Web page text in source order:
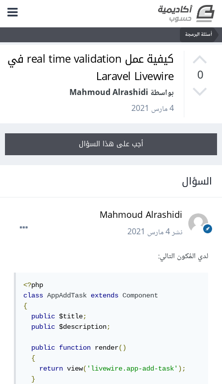
أسئلة البرمجة
0
كيفية عمل real time validation في
Laravel Livewire
بواسطة Mahmoud Alrashidi
4 مارس 2021
أجب على هذا السؤال
السؤال
Mahmoud Alrashidi
نشر4 مارس 2021
لدي المُكون التالي:
<?
class
AppAddTask extends
Component
{
public $title;
public $description;
public function render()
{
return view('livewire.app-add-task');
}